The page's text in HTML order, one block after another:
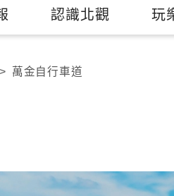
認識北觀 玩
萬金自行車道